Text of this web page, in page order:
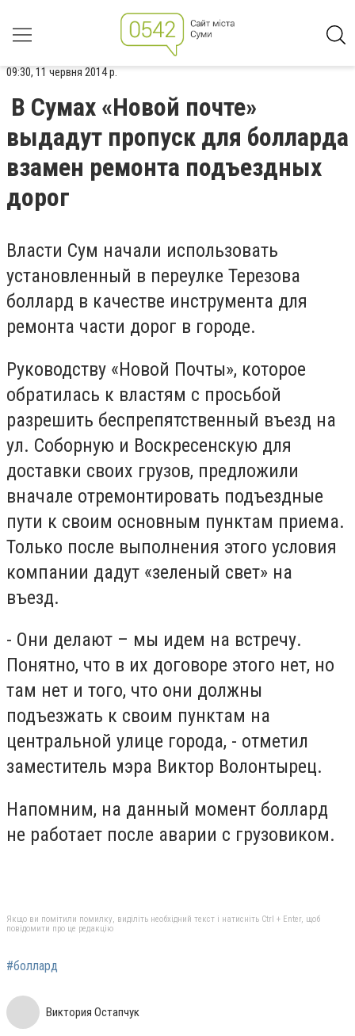
09:30, 11 червня 2014 р.
В Сумах «Новой почте»
выдадут пропуск для болларда
взамен ремонта подъездных
дорог
Власти Сум начали использовать
установленный в переулке Терезова
боллард в качестве инструмента для
ремонта части дорог в городе.
Руководству «Новой Почты», которое
обратилась к властям с просьбой
разрешить беспрепятственный въезд на
ул. Соборную и Воскресенскую для
доставки своих грузов, предложили
вначале отремонтировать подъездные
пути к своим основным пунктам приема.
Только после выполнения этого условия
компании дадут «зеленый свет» на
въезд.
- Они делают – мы идем на встречу.
Понятно, что в их договоре этого нет, но
там нет и того, что они должны
подъезжать к своим пунктам на
центральной улице города, - отметил
заместитель мэра Виктор Волонтырец.
Напомним, на данный момент боллард
не работает после аварии с грузовиком.
Якщо ви помітили помилку, виділіть необхідний текст і натисніть Ctrl + Enter, щоб
повідомити про це редакцію
#боллард
Виктория Остапчук